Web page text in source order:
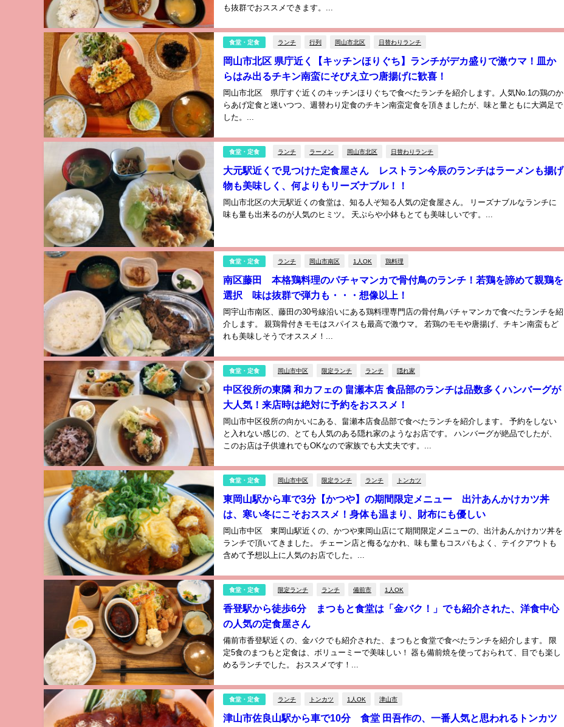
も抜群でおススメできます。...
食堂・定食 ランチ 行列 岡山市北区 日替わりランチ
岡山市北区 県庁近く【キッチンほりぐち】ランチがデカ盛りで激ウマ！皿か
らはみ出るチキン南蛮にそびえ立つ唐揚げに歓喜！
岡山市北区 県庁すぐ近くのキッチンほりぐちで食べたランチを紹介します。人気No.1の鶏のか
らあげ定食と迷いつつ、週替わり定食のチキン南蛮定食を頂きましたが、味と量ともに大満足で
した。...
食堂・定食 ランチ ラーメン 岡山市北区 日替わりランチ
大元駅近くで見つけた定食屋さん レストラン今辰のランチはラーメンも揚げ
物も美味しく、何よりもリーズナブル！！
岡山市北区の大元駅近くの食堂は、知る人ぞ知る人気の定食屋さん。 リーズナブルなランチに
味も量も出来るのが人気のヒミツ。 天ぷらや小鉢もとても美味しいです。...
食堂・定食 ランチ 岡山市南区 1人OK 鶏料理
南区藤田 本格鶏料理のパチャマンカで骨付鳥のランチ！若鶏を諦めて親鶏を
選択 味は抜群で弾力も・・・想像以上！
岡宇山市南区、藤田の30号線沿いにある鶏料理専門店の骨付鳥パチャマンカで食べたランチを紹
介します。 親鶏骨付きモモはスパイスも最高で激ウマ。 若鶏のモモや唐揚げ、チキン南蛮もど
れも美味しそうでオススメ！...
食堂・定食 岡山市中区 限定ランチ ランチ 隠れ家
中区役所の東隣 和カフェの 畠瀬本店 食品部のランチは品数多くハンバーグが
大人気！来店時は絶対に予約をおススメ！
岡山市中区役所の向かいにある、畠瀬本店食品部で食べたランチを紹介します。 予約をしない
と入れない感じの、とても人気のある隠れ家のようなお店です。 ハンバーグが絶品でしたが、
このお店は子供連れでもOKなので家族でも大丈夫です。...
食堂・定食 岡山市中区 限定ランチ ランチ トンカツ
東岡山駅から車で3分【かつや】の期間限定メニュー 出汁あんかけカツ丼
は、寒い冬にこそおススメ！身体も温まり、財布にも優しい
岡山市中区 東岡山駅近くの、かつや東岡山店にて期間限定メニューの、出汁あんかけカツ丼を
ランチで頂いてきました。 チェーン店と侮るなかれ、味も量もコスパもよく、テイクアウトも
含めて予想以上に人気のお店でした。...
食堂・定食 限定ランチ ランチ 備前市 1人OK
香登駅から徒歩6分 まつもと食堂は「金バク！」でも紹介された、洋食中心
の人気の定食屋さん
備前市香登駅近くの、金バクでも紹介された、まつもと食堂で食べたランチを紹介します。 限
定5食のまつもと定食は、ボリューミーで美味しい！ 器も備前焼を使っておられて、目でも楽し
めるランチでした。 おススメです！...
食堂・定食 ランチ トンカツ 1人OK 津山市
津山市佐良山駅から車で10分 食堂 田吾作の、一番人気と思われるトンカツ